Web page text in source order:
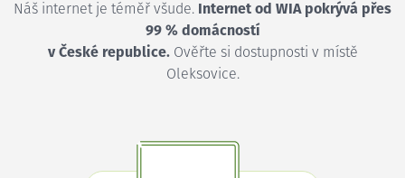
Náš internet je téměř všude. Internet od WIA pokrývá přes
99 % domácností
v České republice.Ověřte si dostupnosti v místě
Oleksovice.